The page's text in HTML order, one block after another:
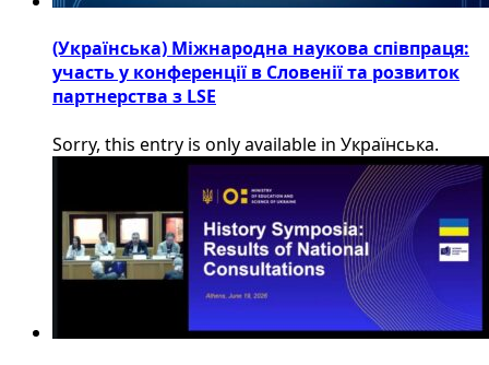
(Українська) Міжнародна наукова співпраця:
участь у конференції в Словенії та розвиток
партнерства з LSE
Sorry, this entry is only available in Українська.